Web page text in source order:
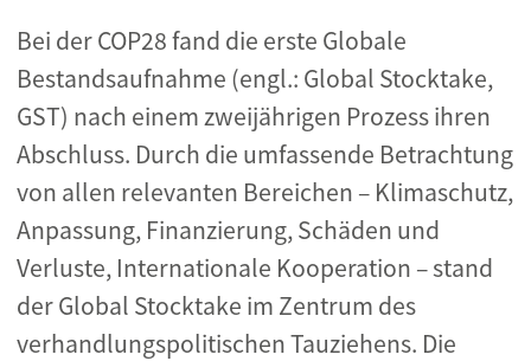
Bei der COP28 fand die erste Globale
Bestandsaufnahme (engl.: Global Stocktake,
GST) nach einem zweijährigen Prozess ihren
Abschluss. Durch die umfassende Betrachtung
von allen relevanten Bereichen – Klimaschutz,
Anpassung, Finanzierung, Schäden und
Verluste, Internationale Kooperation – stand
der Global Stocktake im Zentrum des
verhandlungspolitischen Tauziehens. Die